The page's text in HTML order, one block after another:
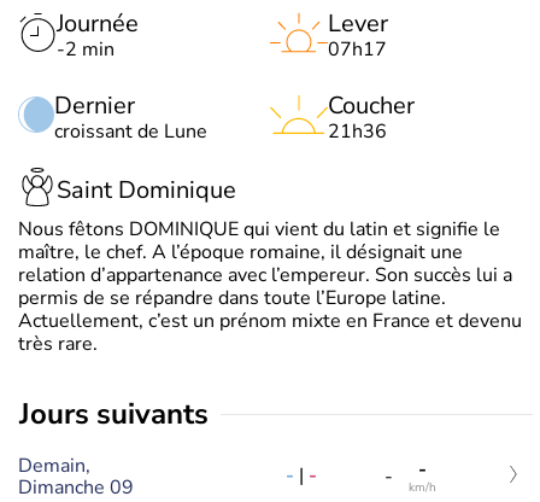
Journée
-2 min
Dernier
croissant de Lune
Lever
07h17
Coucher
21h36
Saint Dominique
Nous fêtons DOMINIQUE qui vient du latin et signifie le
maître, le chef. A l’époque romaine, il désignait une
relation d’appartenance avec l’empereur. Son succès lui a
permis de se répandre dans toute l’Europe latine.
Actuellement, c’est un prénom mixte en France et devenu
très rare.
jours suivants
Demain,
Dimanche 09
- | - - -
km/h